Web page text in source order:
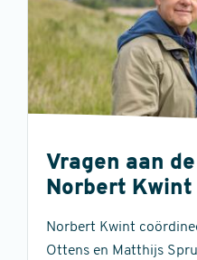
Vragen aan
Norbert Kwint
Norbert Kwint
Ottens en Matthijs